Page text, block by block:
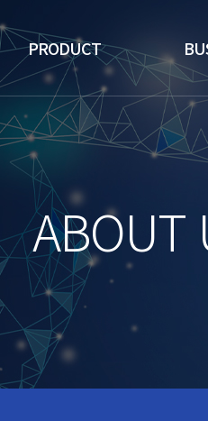
PRODUCT
ABOUT